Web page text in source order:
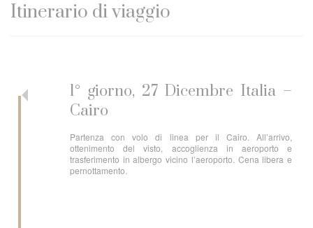
Itinerario di viaggio
1° giorno, 27 Dicembre Italia –
Cairo
Partenza con volo di linea per il Cairo. All’arrivo,
ottenimento del visto, accoglienza in aeroporto e
trasferimento in albergo vicino l’aeroporto. Cena libera e
pernottamento.